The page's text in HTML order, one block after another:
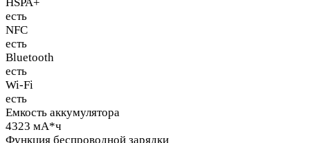
есть
NFC
есть
Bluetooth
есть
Wi-Fi
есть
Емкость аккумулятора
4323 мА*ч
Функция беспроводной зарядки